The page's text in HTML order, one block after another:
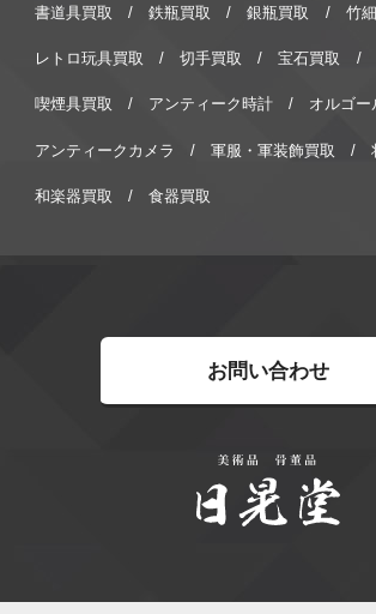
書道具買取 鉄瓶買取 銀瓶買取 竹
レトロ玩具買取 切手買取 宝石買取
喫煙具買取 アンティーク時計 オルゴー
アンティークカメラ 軍服・軍装飾買取
和楽器買取 食器買取
お問い合わせ